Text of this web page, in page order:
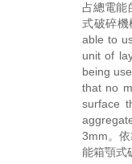
占總電能
式破碎機
able to
unit of
being
that no
surface
3mm。
能箱顎式